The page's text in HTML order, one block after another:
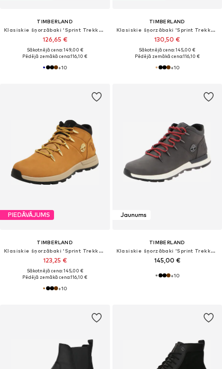
TIMBERLAND
Klasiskie šņorzābaki 'Sprint Trekker'
126,65 €
Sākotnējā cena: 149,00 €
Pēdējā zemākā cena:116,10 €
+10
TIMBERLAND
Klasiskie šņorzābaki 'Sprint Trekker'
130,50 €
Sākotnējā cena: 145,00 €
Pēdējā zemākā cena:116,10 €
+10
PIEDĀVĀJUMS
TIMBERLAND
Klasiskie šņorzābaki 'Sprint Trekker'
123,25 €
Sākotnējā cena: 145,00 €
Pēdējā zemākā cena:116,10 €
+10
Jaunums
TIMBERLAND
Klasiskie šņorzābaki 'Sprint Trekker'
145,00 €
+10